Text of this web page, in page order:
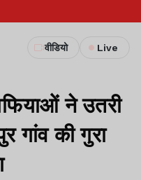
वीडियो Live
ने उतरी
गांव की गुरा